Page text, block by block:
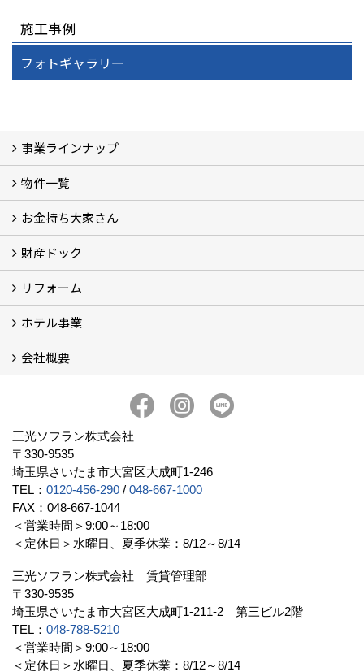
施工事例
フォトギャラリー
事業ラインナップ
三光ソフラン株式会社の強み
資産運用
収益物件
賃貸管理 (2)
土地有効活用 (3)
相続対策・コンサルティング (3)
不動産買取・売買・仲介 (3)
リフォーム
空き家・空き地対策 (2)
設計・施工・建築請負
物件一覧
物件一覧
フォトギャラリー
弊社施工事例3D写真
お金持ち大家さん
お金持ち大家さん
資産運用コラム (15)
お金持ち大家さんセミナー
財産ドック
財産ドック
リフォーム
リフォーム
ホテル事業
三光ソフランの収益用ホテルのご紹介
ホテル一覧
宿泊施設の主な経営形態
京都での相続税対策例
京都での収益用ホテル(ブティックホテル)の投資活用
訪日外国人旅行者数に関するデータ
よくある質問
会社概要
三光ソフランについて (19)
リクルート情報（新卒採用）
リクルート情報（中途採用）
プライバシーポリシー
三光ソフラン株式会社
〒330-9535
埼玉県さいたま市大宮区大成町1-246
TEL： 0120-456-290 / 048-667-1000
FAX：048-667-1044
＜営業時間＞9:00～18:00
＜定休日＞水曜日、夏季休業：8/12～8/14
三光ソフラン株式会社 賃貸管理部
〒330-9535
埼玉県さいたま市大宮区大成町1-211-2 第三ビル2階
TEL： 048-788-5210
＜営業時間＞9:00～18:00
＜定休日＞水曜日、夏季休業：8/12～8/14